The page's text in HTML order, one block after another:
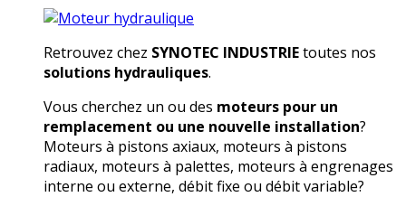
Retrouvez chez SYNOTEC INDUSTRIEtoutes nos
solutions hydrauliques.
Vous cherchez un ou des moteurs pour un
remplacement ou une nouvelle installation?
Moteurs à pistons axiaux, moteurs à pistons
radiaux, moteurs à palettes, moteurs à engrenages
interne ou externe, débit fixe ou débit variable?